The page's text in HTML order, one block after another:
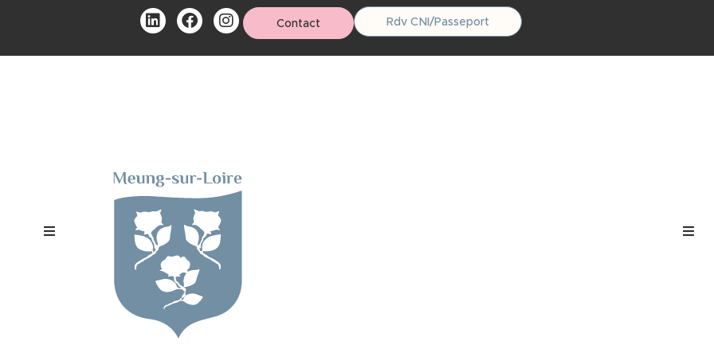
Contact Rdv CNI/Passeport